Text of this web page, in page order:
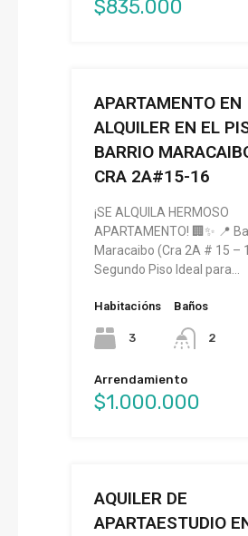
$835.000
APARTAMENTO EN
ALQUILER EN EL
BARRIO
CRA 2A#15-16
¡SE ALQUILA HERMOSO
APARTAMENTO! 🏢✨ 📍
Maracaibo (Cra 2A # 15 –
Segundo Piso Ideal para…
Habitacións
3
Baños
2
Arrendamiento
$1.000.000
AQUILER DE
APARTAESTUDIO